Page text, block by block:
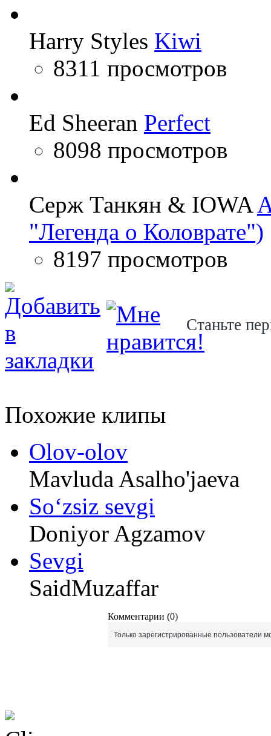
Harry Styles Kiwi
8311 просмотров
Ed Sheeran Perfect
8098 просмотров
Серж Танкян & IOWA
"Легенда о Коловрате")
8197 просмотров
Станьте
Похожие клипы
Olov-olov
Mavluda Asalho'jaeva
So‘zsiz sevgi
Doniyor Agzamov
Sevgi
SaidMuzaffar
Комментарии (0)
Только зарегистрированные пользователи